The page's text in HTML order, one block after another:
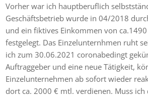
Vorher war ich hauptberuflich
Geschäftsbetrieb wurde in 04/2018
und ein fiktives Einkommen von
festgelegt. Das Einzelunternhmen ruht
ich zum 30.06.2021 coronabedingt
Auftraggeber und eine neue Tätigkeit,
Einzelunternehmen ab sofort wieder
dort ca. 2000 € mtl. verdienen. Muss ich